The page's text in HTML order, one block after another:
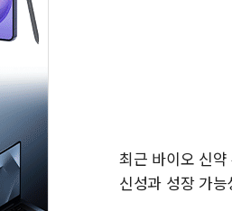
최근 바이오 신
신성과 성장 가